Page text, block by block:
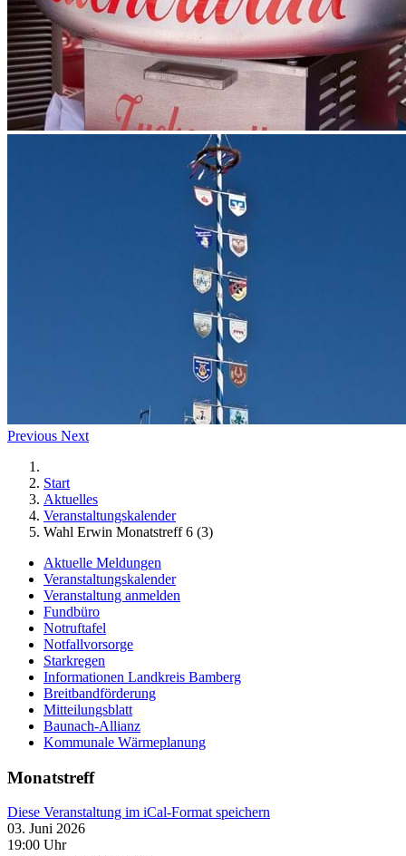
Previous Next
Start
Aktuelles
Veranstaltungskalender
Wahl Erwin Monatstreff 6 (3)
Aktuelle Meldungen
Veranstaltungskalender
Veranstaltung anmelden
Fundbüro
Notruftafel
Notfallvorsorge
Starkregen
Informationen Landkreis Bamberg
Breitbandförderung
Mitteilungsblatt
Baunach-Allianz
Kommunale Wärmeplanung
Monatstreff
Diese Veranstaltung im iCal-Format speichern
03. Juni 2026
19:00 Uhr